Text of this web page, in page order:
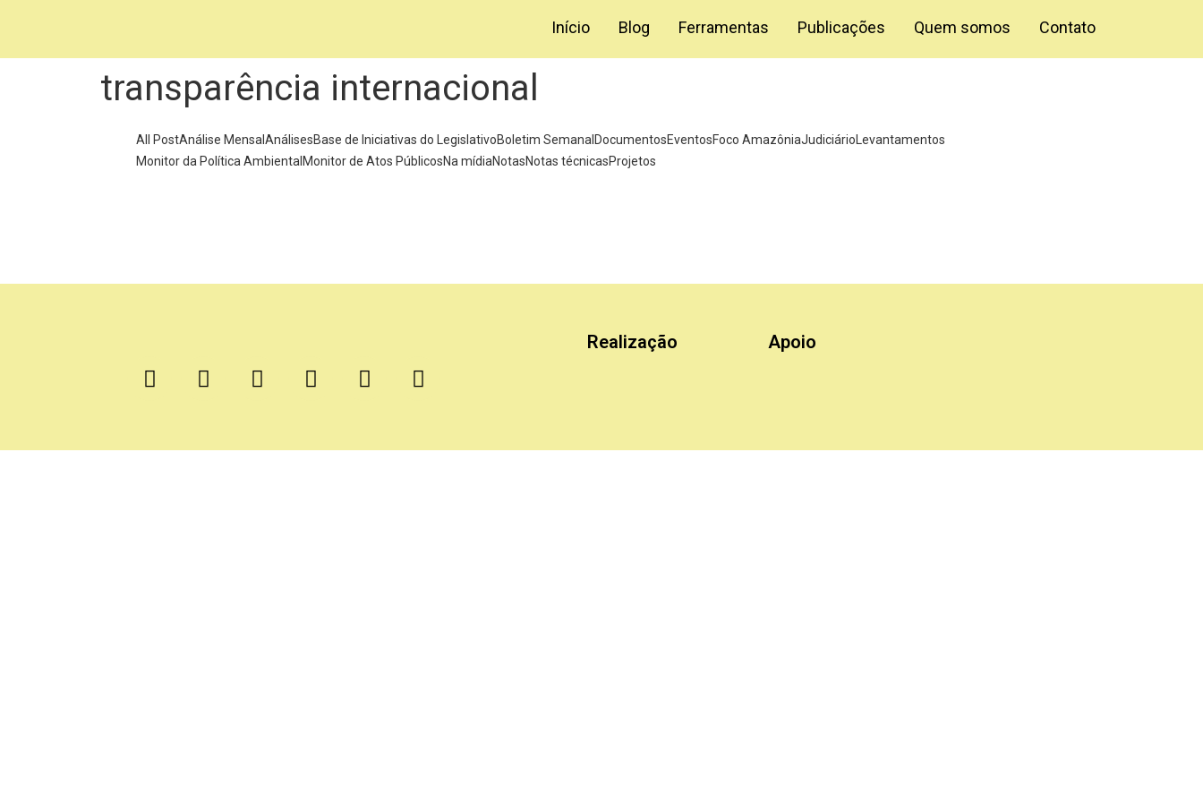
Início Blog Ferramentas Publicações Quem somos Contato
transparência internacional
All PostAnálise Mensal AnálisesBase de Iniciativas do LegislativoBoletim Semanal DocumentosEventosFoco AmazôniaJudiciário Levantamentos
Monitor da Política Ambiental Monitor de Atos PúblicosNa mídiaNotasNotas técnicasProjetos
Realização Apoio